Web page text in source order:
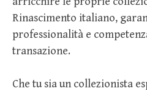
Rinascimento italiano,
professionalità e
transazione.
Che tu sia un collezionista